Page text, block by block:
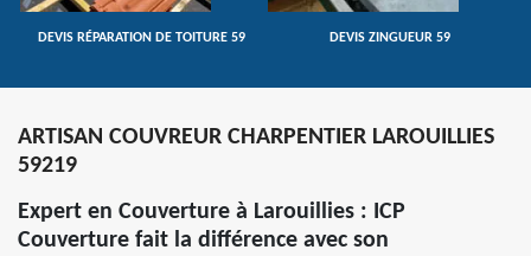
DEVIS RÉPARATION DE TOITURE 59 DEVIS ZINGUEUR 59
ARTISAN COUVREUR CHARPENTIER LAROUILLIES
59219
Expert en Couverture à Larouillies : ICP
Couverture fait la différence avec son